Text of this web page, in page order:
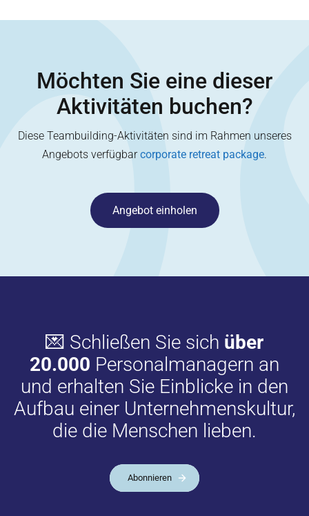
Möchten Sie eine dieser
Aktivitäten buchen?
Diese Teambuilding-Aktivitäten sind im Rahmen unseres
Angebots verfügbarcorporate retreat package.
Angebot einholen
💌 Schließen Sie sich über
20.000 Personalmanagern an
und erhalten Sie Einblicke in den
Aufbau einer Unternehmenskultur,
die die Menschen lieben.
Abonnieren